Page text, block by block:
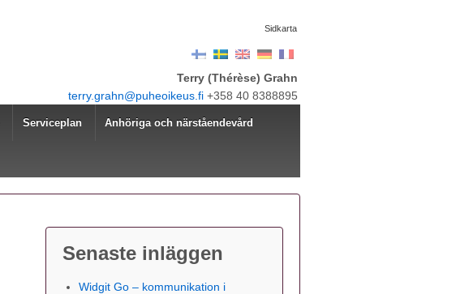
Sidkarta
Terry (Thérèse) Grahn
terry.grahn@puheoikeus.fi +358 40 8388895
Serviceplan Anhöriga och närståendevård
Senaste inläggen
Widgit Go – kommunikation i